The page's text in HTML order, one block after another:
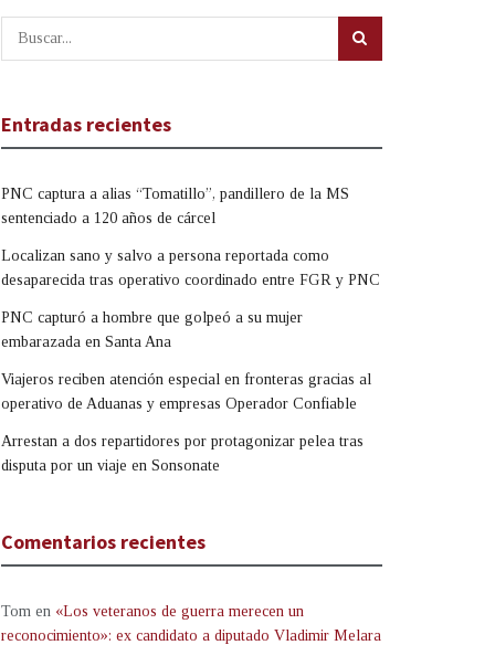
Entradas recientes
PNC captura a alias “Tomatillo”, pandillero de la MS
sentenciado a 120 años de cárcel
Localizan sano y salvo a persona reportada como
desaparecida tras operativo coordinado entre FGR y PNC
PNC capturó a hombre que golpeó a su mujer
embarazada en Santa Ana
Viajeros reciben atención especial en fronteras gracias al
operativo de Aduanas y empresas Operador Confiable
Arrestan a dos repartidores por protagonizar pelea tras
disputa por un viaje en Sonsonate
Comentarios recientes
Tom en «Los veteranos de guerra merecen un
reconocimiento»: ex candidato a diputado Vladimir Melara